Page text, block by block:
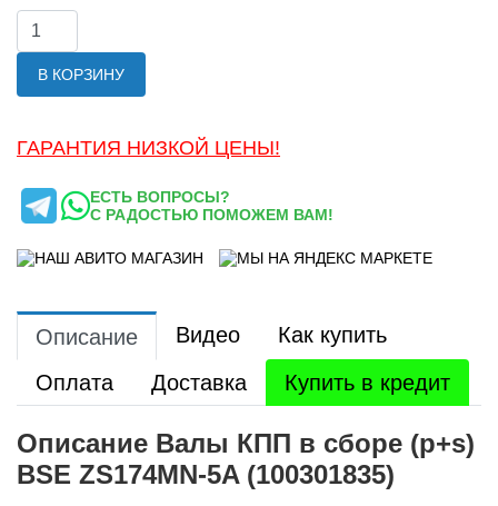
В КОРЗИНУ
ГАРАНТИЯ НИЗКОЙ ЦЕНЫ!
ЕСТЬ ВОПРОСЫ?
С РАДОСТЬЮ ПОМОЖЕМ ВАМ!
Описание Видео
Как купить
Оплата
Доставка Купить в кредит
Описание Валы КПП в сборе (p+s)
BSE ZS174MN-5A (100301835)